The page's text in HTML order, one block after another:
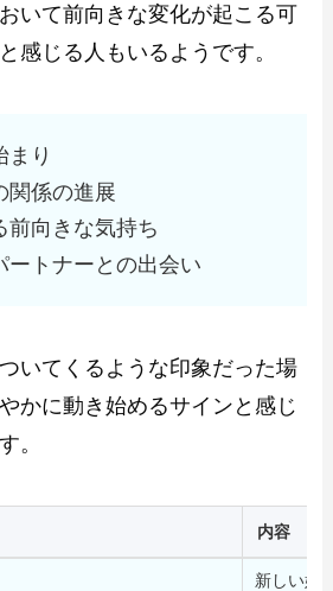
いて前向きな変化が起こる可
感じる人もいるようです。
まり
関係の進展
前向きな気持ち
ートナーとの出会い
いてくるような印象だった場
かに動き始めるサインと感じ
。
内容
新しい始